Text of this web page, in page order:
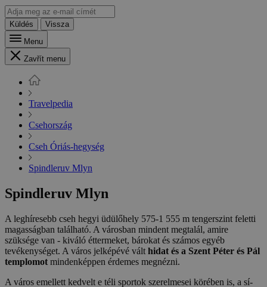
Küldés
Vissza
Menu
Zavřít menu
Travelpedia
Csehország
Cseh Óriás-hegység
Spindleruv Mlyn
Spindleruv Mlyn
A leghíresebb cseh hegyi üdülőhely 575-1 555 m tengerszint feletti
magasságban található. A városban mindent megtalál, amire
szüksége van - kiváló éttermeket, bárokat és számos egyéb
tevékenységet. A város jelképévé vált hidat és a Szent Péter és Pál
templomot mindenképpen érdemes megnézni.
A város emellett kedvelt e téli sportok szerelmesei körében is, a sí-